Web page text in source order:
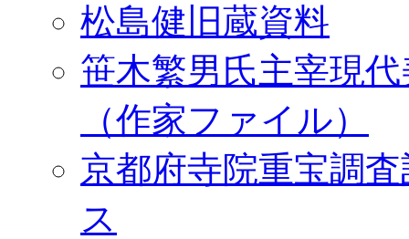
松島健旧蔵資料
笹木繁男氏主宰現
（作家ファイル）
京都府寺院重宝調
ス